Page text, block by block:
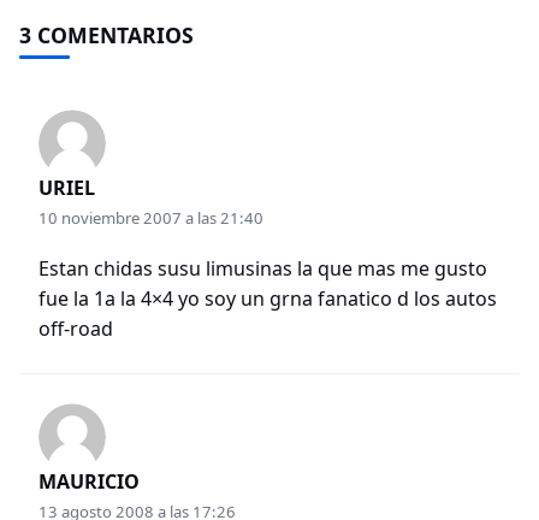
3 COMENTARIOS
URIEL
10 noviembre 2007 a las 21:40
Estan chidas susu limusinas la que mas me gusto
fue la 1a la 4×4 yo soy un grna fanatico d los autos
off-road
MAURICIO
13 agosto 2008 a las 17:26